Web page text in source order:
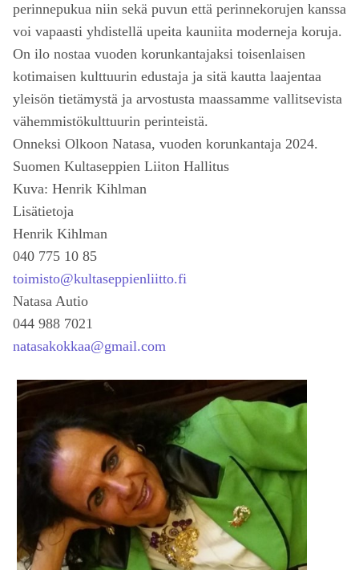
perinnepukua niin sekä puvun että perinnekorujen kanssa
voi vapaasti yhdistellä upeita kauniita moderneja koruja.
On ilo nostaa vuoden korunkantajaksi toisenlaisen
kotimaisen kulttuurin edustaja ja sitä kautta laajentaa
yleisön tietämystä ja arvostusta maassamme vallitsevista
vähemmistökulttuurin perinteistä.
Onneksi Olkoon Natasa, vuoden korunkantaja 2024.
Suomen Kultaseppien Liiton Hallitus
Kuva: Henrik Kihlman
Lisätietoja
Henrik Kihlman
040 775 10 85
toimisto@kultaseppienliitto.fi
Natasa Autio
044 988 7021
natasakokkaa@gmail.com